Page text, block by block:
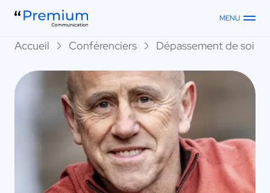
MENU
Accueil Conférenciers Dépassement de soi